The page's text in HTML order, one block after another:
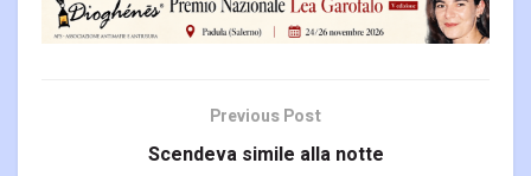
Previous Post
Scendeva simile alla notte